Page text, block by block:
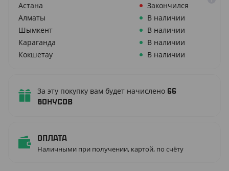
Астана
Закончился
Алматы
В наличии
Шымкент
В наличии
Караганда
В наличии
Кокшетау
В наличии
За эту покупку вам будет начислено 66
бонусов
Оплата
Наличными при получении, картой, по счёту